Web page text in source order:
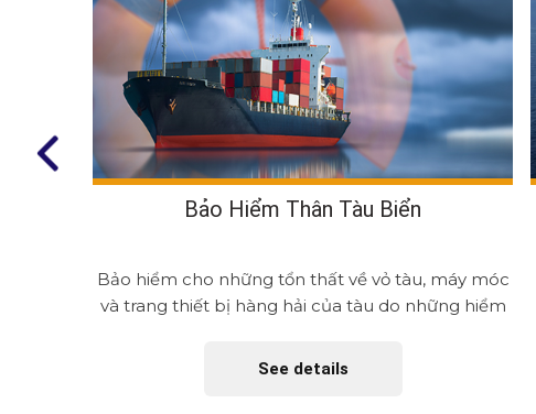
Bảo Hiểm Thân Tàu Biển
Bảo hiểm cho những tổn thất về vỏ tàu, máy móc
và trang thiết bị hàng hải của tàu do những hiểm
See details